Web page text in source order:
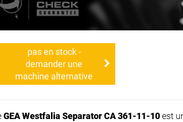
pas en stock -
demander une
machine alternative
GEA Westfalia Separator CA 361-11-10est